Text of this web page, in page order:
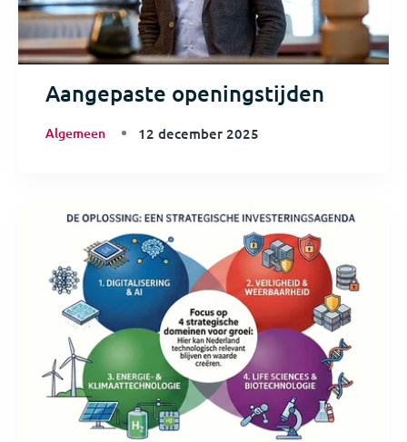
Aangepaste openingstijden
Algemeen 12 december 2025